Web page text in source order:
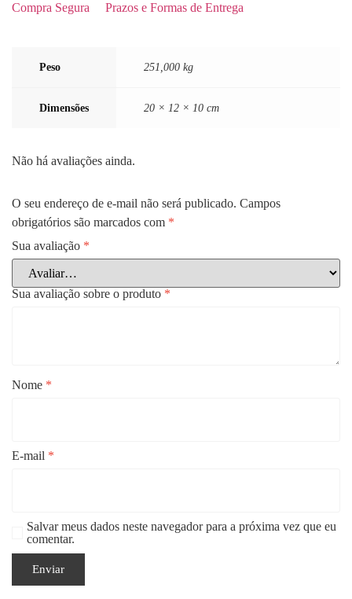
Compra Segura
Prazos e Formas de Entrega
Peso 251,000 kg
Dimensões 20 × 12 × 10 cm
Não há avaliações ainda.
O seu endereço de e-mail não será publicado. Campos
obrigatórios são marcados com *
Sua avaliação *
Sua avaliação sobre o produto *
Nome *
E-mail *
Salvar meus dados neste navegador para a próxima vez que eu
comentar.